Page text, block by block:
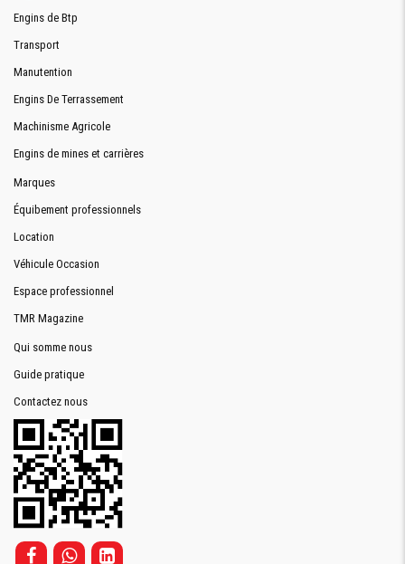
Engins de Btp
Transport
Manutention
Engins De Terrassement
Machinisme Agricole
Engins de mines et carrières
Marques
Équibement professionnels
Location
Véhicule Occasion
Espace professionnel
TMR Magazine
Qui somme nous
Guide pratique
Contactez nous